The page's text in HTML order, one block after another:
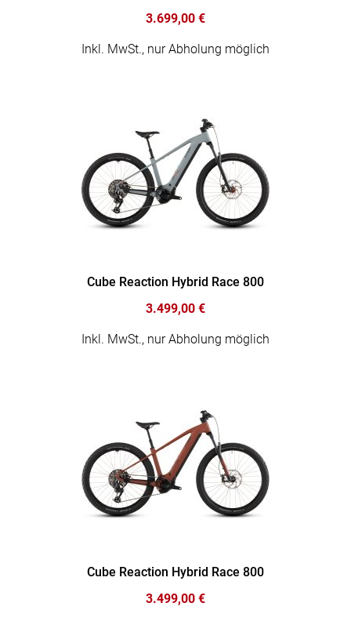
3.699,00 €
Inkl. MwSt., nur Abholung möglich
Cube Reaction Hybrid Race 800
3.499,00 €
Inkl. MwSt., nur Abholung möglich
Cube Reaction Hybrid Race 800
3.499,00 €